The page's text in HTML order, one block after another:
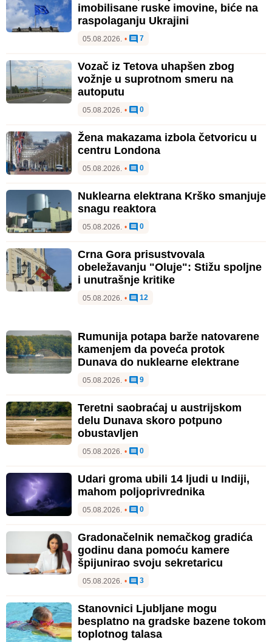
imobilisane ruske imovine, biće na
raspolaganju Ukrajini
05.08.2026. • 7
Vozač iz Tetova uhapšen zbog
vožnje u suprotnom smeru na
autoputu
05.08.2026. • 0
Žena makazama izbola četvoricu u
centru Londona
05.08.2026. • 0
Nuklearna elektrana Krško smanjuje
snagu reaktora
05.08.2026. • 0
Crna Gora prisustvovala
obeležavanju "Oluje": Stižu spoljne
i unutrašnje kritike
05.08.2026. • 12
Rumunija potapa barže natovarene
kamenjem da poveća protok
Dunava do nuklearne elektrane
05.08.2026. • 9
Teretni saobraćaj u austrijskom
delu Dunava skoro potpuno
obustavljen
05.08.2026. • 0
Udari groma ubili 14 ljudi u Indiji,
mahom poljoprivrednika
05.08.2026. • 0
Gradonačelnik nemačkog gradića
godinu dana pomoću kamere
špijunirao svoju sekretaricu
05.08.2026. • 3
Stanovnici Ljubljane mogu
besplatno na gradske bazene tokom
toplotnog talasa